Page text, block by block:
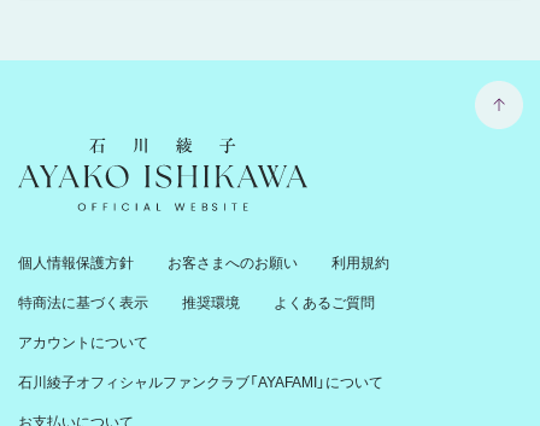
石川綾子 Ayako Ishikawa Official Website
個人情報保護方針 お客さまへのお願い 利用規約
特商法に基づく表示 推奨環境 よくあるご質問
アカウントについて
石川綾子オフィシャルファンクラブ「AYAFAMI」について
お支払いについて